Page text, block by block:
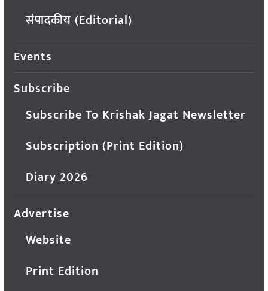
संपादकीय (Editorial)
Events
Subscribe
Subscribe To Krishak Jagat Newsletter
Subscription (Print Edition)
Diary 2026
Advertise
Website
Print Edition